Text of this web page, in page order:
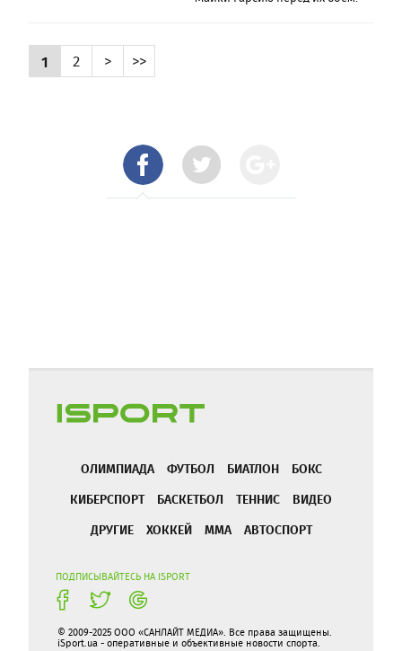
1 2 > >>
ОЛИМПИАДА ФУТБОЛ БИАТЛОН
БОКС
КИБЕРСПОРТ
БАСКЕТБОЛ ТЕННИС
ВИДЕО
ДРУГИЕ
ХОККЕЙ ММА АВТОСПОРТ
ПОДПИСЫВАЙТЕСЬ НА ISPORT
© 2009-2025 ООО «САНЛАЙТ МЕДИА». Все права защищены.
iSport.ua - оперативные и объективные новости спорта.